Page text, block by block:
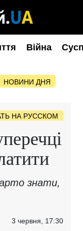
Війна
НОВИНИ ДНЯ
НА РУССКОМ
знати,
3 червня, 17:30